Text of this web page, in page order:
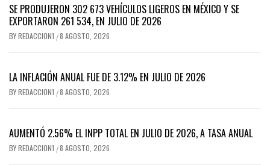
SE PRODUJERON 302 673 VEHÍCULOS LIGEROS EN MÉXICO Y SE
EXPORTARON 261 534, EN JULIO DE 2026
BYREDACCION1 /8 AGOSTO, 2026
LA INFLACIÓN ANUAL FUE DE 3.12% EN JULIO DE 2026
BYREDACCION1 /8 AGOSTO, 2026
AUMENTÓ 2.56% EL INPP TOTAL EN JULIO DE 2026, A TASA ANUAL
BYREDACCION1 /8 AGOSTO, 2026